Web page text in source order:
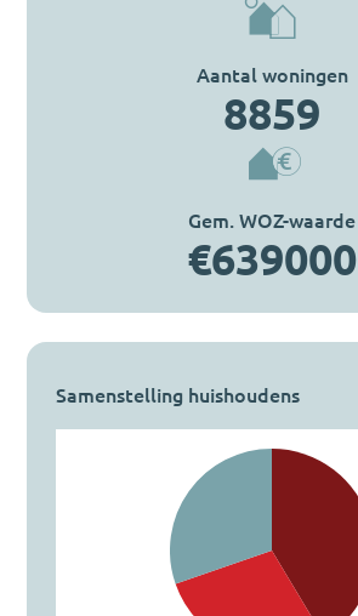
Aantal woningen
8859
Gem. WOZ-waarde
€639000
Samenstelling huishoudens